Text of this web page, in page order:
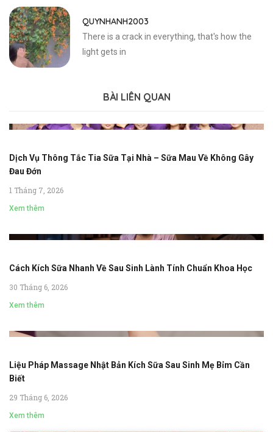
QUYNHANH2003
There is a crack in everything, that's how the
light gets in
BÀI LIÊN QUAN
Dịch Vụ Thông Tắc Tia Sữa Tại Nhà – Sữa Mau Về Không Gây
Đau Đớn
1 Tháng 7, 2026
Xem thêm
Cách Kích Sữa Nhanh Về Sau Sinh Lành Tính Chuẩn Khoa Học
30 Tháng 6, 2026
Xem thêm
Liệu Pháp Massage Nhật Bản Kích Sữa Sau Sinh Mẹ Bỉm Cần
Biết
29 Tháng 6, 2026
Xem thêm